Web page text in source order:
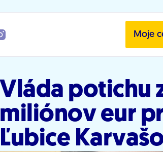
Moje
Vláda potichu
miliónov eur
Ľubice